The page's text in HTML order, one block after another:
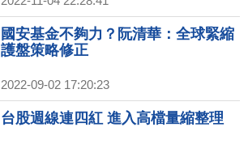
國安基金不夠力？阮清華：全球緊縮
護盤策略修正
2022-09-02 17:20:23
台股週線連四紅 進入高檔量縮整理